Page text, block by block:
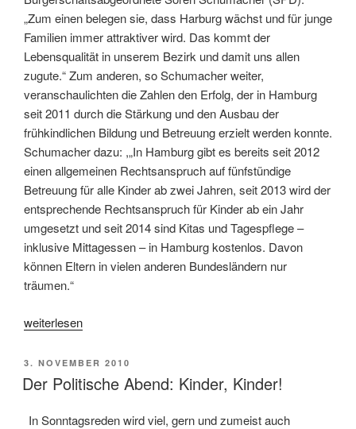
„Zum einen belegen sie, dass Harburg wächst und für junge
Familien immer attraktiver wird. Das kommt der
Lebensqualität in unserem Bezirk und damit uns allen
zugute.“ Zum anderen, so Schumacher weiter,
veranschaulichten die Zahlen den Erfolg, der in Hamburg
seit 2011 durch die Stärkung und den Ausbau der
frühkindlichen Bildung und Betreuung erzielt werden konnte.
Schumacher dazu: ,„In Hamburg gibt es bereits seit 2012
einen allgemeinen Rechtsanspruch auf fünfstündige
Betreuung für alle Kinder ab zwei Jahren, seit 2013 wird der
entsprechende Rechtsanspruch für Kinder ab ein Jahr
umgesetzt und seit 2014 sind Kitas und Tagespflege –
inklusive Mittagessen – in Hamburg kostenlos. Davon
können Eltern in vielen anderen Bundesländern nur
träumen.“
„Deutliche
der
Kindertagesbetreuung
Harburg“
weiterlesen
VERÖFFENTLICHT
AM
3. NOVEMBER 2010
Der Politische Abend: Kinder, Kinder!
In Sonntagsreden wird viel, gern und zumeist auch